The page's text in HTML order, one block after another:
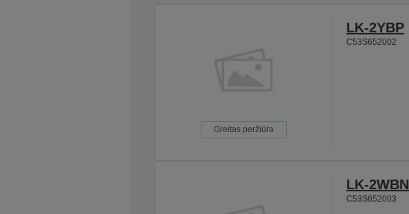
Greitas peržiūra
LK-2YBP
C53S652002
LK-2WBN
C53S652003